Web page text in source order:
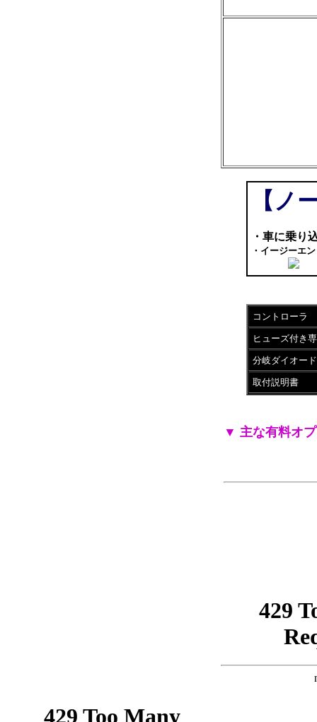
【ノ
・車に乗り
・イージーエ
コントローラ
ヒューズ付き
分岐ダイオード
取付説明書
▼ 主な有料オ